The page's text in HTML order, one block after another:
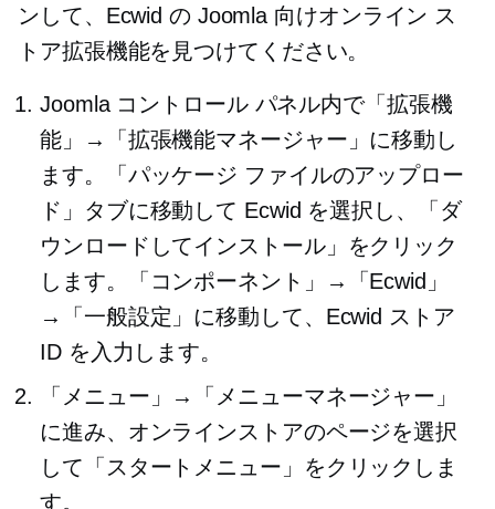
ンして、Ecwid の Joomla 向けオンライン ス
トア拡張機能を見つけてください。
Joomla コントロール パネル内で「拡張機
能」→「拡張機能マネージャー」に移動し
ます。「パッケージ ファイルのアップロー
ド」タブに移動して Ecwid を選択し、「ダ
ウンロードしてインストール」をクリック
します。「コンポーネント」→「Ecwid」
→「一般設定」に移動して、Ecwid ストア
ID を入力します。
「メニュー」→「メニューマネージャー」
に進み、オンラインストアのページを選択
して「スタートメニュー」をクリックしま
す。